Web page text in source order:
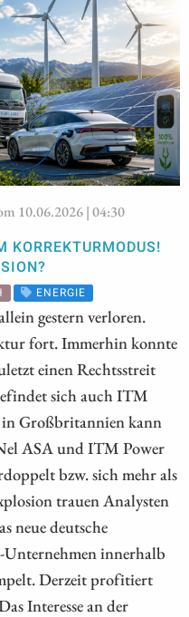
10.06.2026 | 04:30
KORREKTURMODUS!
ENERGIE
gestern verloren.
fort. Immerhin konnte
einen Rechtsstreit
sich auch ITM
in Großbritannien kann
ASA und ITM Power
bzw. sich mehr als
trauen Analysten
neue deutsche
Unternehmen innerhalb
Derzeit profitiert
Interesse an der